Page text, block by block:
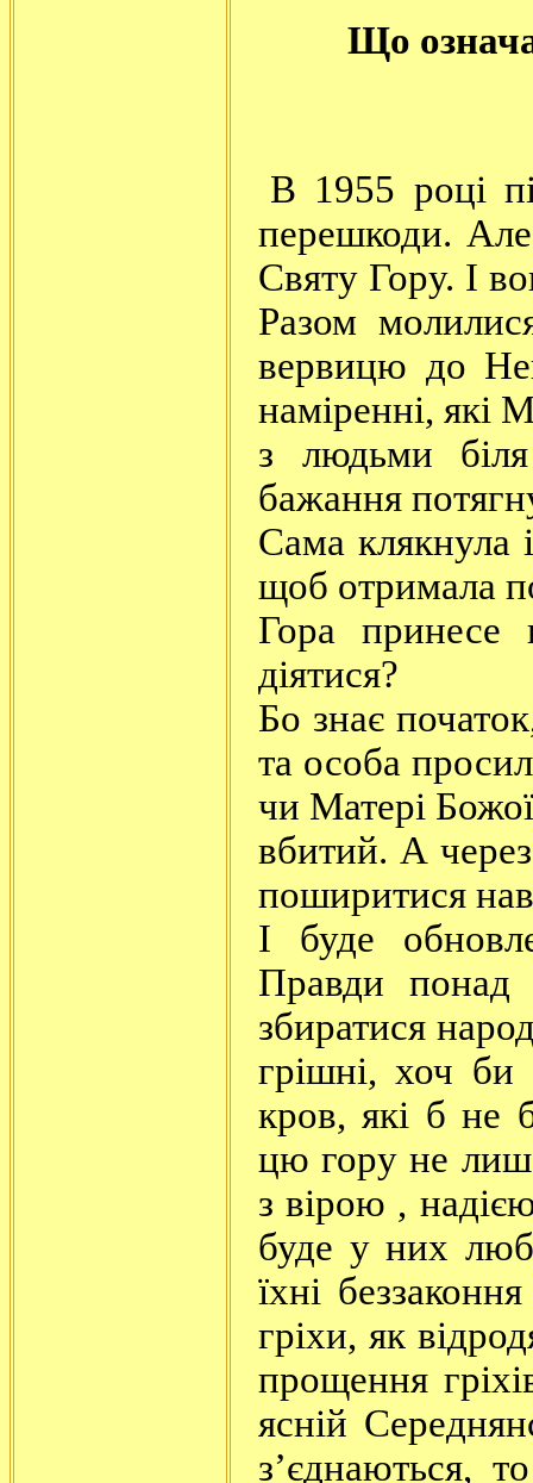
Що
В 1955 році
перешкоди. Але
Святу Гору. І
Разом
вервицю до
наміренні, які
з людьми
бажання
Сама клякнула
щоб отримала
Гора
діятися?
Бо знає
та особа
чи Матері
вбитий. А
поширитися
І буде
Правди понад
збиратися
грішні, хоч би
кров, які б не
цю гору не
з вірою ,
буде у них
їхні
гріхи, як
прощення
ясній
з’єднаються,